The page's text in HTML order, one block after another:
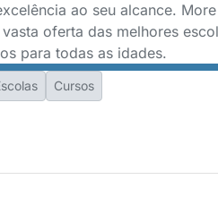
ao seu alcance.
oferta das melhores
para todas as idades.
Cursos